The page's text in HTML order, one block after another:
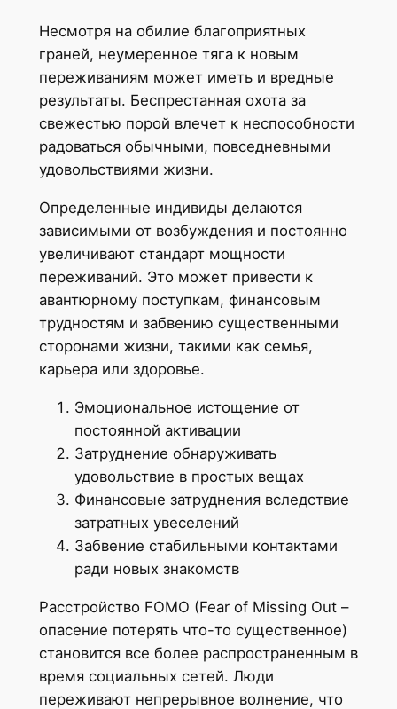
Несмотря на обилие благоприятных
граней, неумеренное тяга к новым
переживаниям может иметь и вредные
результаты. Беспрестанная охота за
свежестью порой влечет к неспособности
радоваться обычными, повседневными
удовольствиями жизни.
Определенные индивиды делаются
зависимыми от возбуждения и постоянно
увеличивают стандарт мощности
переживаний. Это может привести к
авантюрному поступкам, финансовым
трудностям и забвению существенными
сторонами жизни, такими как семья,
карьера или здоровье.
Эмоциональное истощение от
постоянной активации
Затруднение обнаруживать
удовольствие в простых вещах
Финансовые затруднения вследствие
затратных увеселений
Забвение стабильными контактами
ради новых знакомств
Расстройство FOMO (Fear of Missing Out –
опасение потерять что-то существенное)
становится все более распространенным в
время социальных сетей. Люди
переживают непрерывное волнение, что